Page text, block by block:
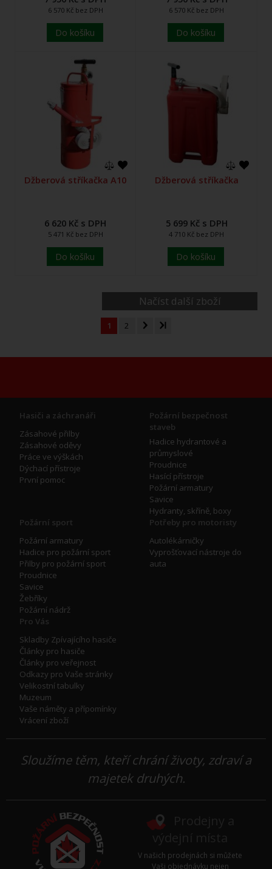
6 570 Kč bez DPH
Do košíku
6 570 Kč bez DPH
Do košíku
Džberová stříkačka A10
6 620 Kč s DPH
5 471 Kč bez DPH
Do košíku
Džberová stříkačka
5 699 Kč s DPH
4 710 Kč bez DPH
Do košíku
Načíst další zboží
1 2
Hasiči a záchranáři
Zásahové přilby
Zásahové oděvy
Práce ve výškách
Dýchací přístroje
První pomoc
Požární bezpečnost
staveb
Hadice hydrantové a
průmyslové
Proudnice
Hasící přístroje
Požární armatury
Savice
Hydranty, skříně, boxy
Požární sport
Požární armatury
Hadice pro požární sport
Přilby pro požární sport
Proudnice
Savice
Žebříky
Požární nádrž
Potřeby pro motoristy
Autolékárničky
Vyprošťovací nástroje do
auta
Pro Vás
Skladby Zpívajícího hasiče
Články pro hasiče
Články pro veřejnost
Odkazy pro Vaše stránky
Velikostní tabulky
Muzeum
Vaše náměty a přípomínky
Vrácení zboží
Sloužíme těm, kteří chrání životy, zdraví a
majetek druhých.
V našich prodejnách si můžete
Vaši objednávku nejen